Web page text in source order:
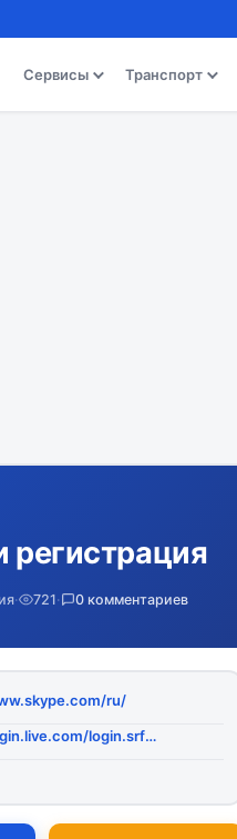
Сервисы Транспорт
регистрация
· 721· 0 комментариев
ru/
https://login.live.com/login.srf?wa=wsignin1.0&rpsnv=13&ct=1646153234&rver=7.1.6819.0&wp=MBI_SSL&wreply=https%3A%2F%2Flw.skype.com%2Flogin%2Foauth%2Fproxy%3Fclient_id%3D360605%26redirect_uri%3Dhttps%253A%252F%252Fsecure.skype.com%252Fportal%252Flogin%253Freturn_url%253Dhttps%25253A%25252F%25252Fsecure.skype.com%25252Fportal%25252Foverview%26response_type%3Dpostgrant%26state%3D5b23815cb07eb4790c169688&lc=1033&id=293290&mkt=ru-RU&psi=skype&lw=1&cobrandid=2befc4b5-19e3-46e8-8347-77317a16a5a5&client_flight=ReservedFlight33%2CReservedFlight67